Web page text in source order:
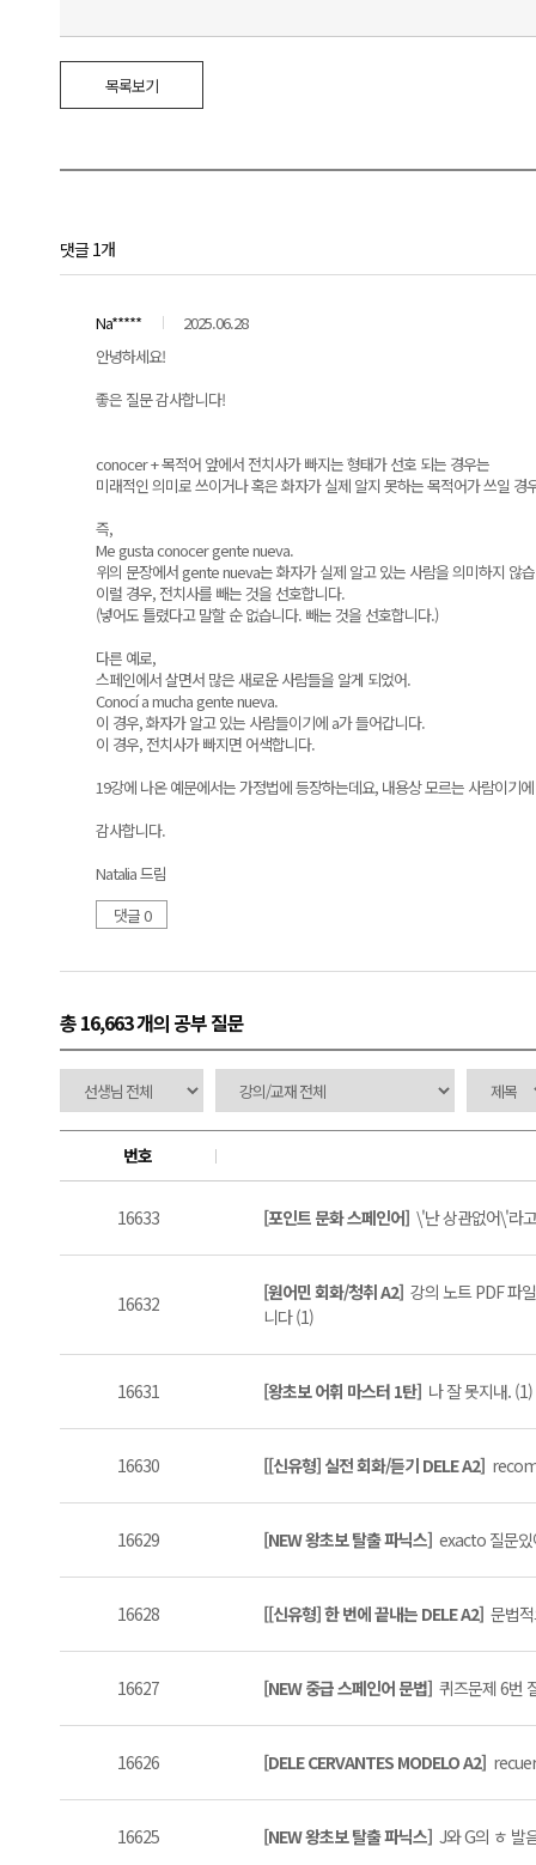
목록보기
댓글 1개
Na*****
2025.06.28
안녕하세요!
좋은 질문 감사합니다!
conocer + 목적어 앞에서 전치사가 빠지는 형태가 선호 되는 경우는
미래적인 의미로 쓰이거나 혹은 화자가 실제 알지 못하는 목적어가 쓰일 경
즉,
Me gusta conocer gente nueva.
위의 문장에서 gente nueva는 화자가 실제 알고 있는 사람을 의미하지 않
이럴 경우, 전치사를 빼는 것을 선호합니다.
(넣어도 틀렸다고 말할 순 없습니다. 빼는 것을 선호합니다.)
다른 예로,
스페인에서 살면서 많은 새로운 사람들을 알게 되었어.
Conocí a mucha gente nueva.
이 경우, 화자가 알고 있는 사람들이기에 a가 들어갑니다.
이 경우, 전치사가 빠지면 어색합니다.
19강에 나온 예문에서는 가정법에 등장하는데요, 내용상 모르는 사람이기
감사합니다.
Natalia 드림
댓글 0
총 16,663 개의 공부 질문
번호
16633 [포인트 문화 스페인어] \'난 상관없어\'라
16632 [원어민 회화/청취 A2] 강의 노트 PDF 파
니다 (1)
16631 [왕초보 어휘 마스터 1탄] 나 잘 못지내. (1)
16630 [[신유형] 실전 회화/듣기 DELE A2]
16629 [NEW 왕초보 탈출 파닉스] exacto 질문
16628 [[신유형] 한 번에 끝내는 DELE A2] 문법
16627 [NEW 중급 스페인어 문법] 퀴즈문제 6번
16626 [DELE CERVANTES MODELO A2]
16625 [NEW 왕초보 탈출 파닉스] J와 G의 ㅎ 발